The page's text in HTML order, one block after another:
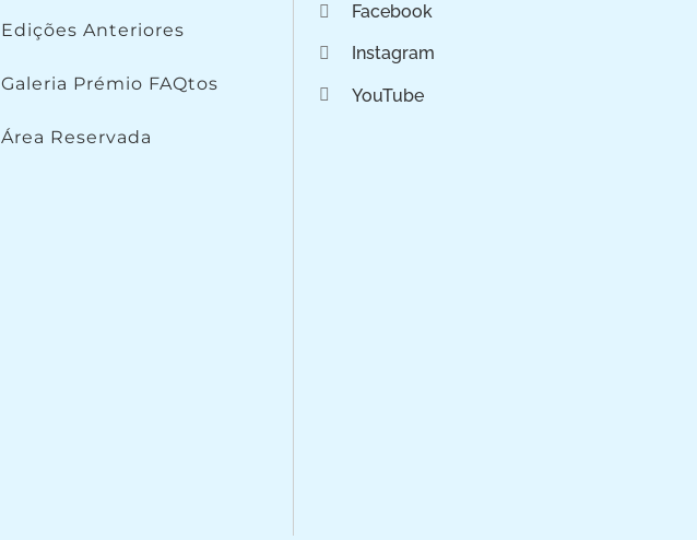
Edições Anteriores
Galeria Prémio FAQtos
Área Reservada
Facebook
Instagram
YouTube